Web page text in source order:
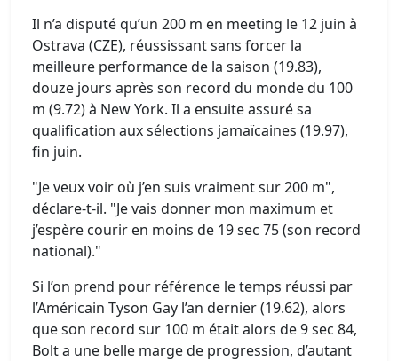
Il n’a disputé qu’un 200 m en meeting le 12 juin à
Ostrava (CZE), réussissant sans forcer la
meilleure performance de la saison (19.83),
douze jours après son record du monde du 100
m (9.72) à New York. Il a ensuite assuré sa
qualification aux sélections jamaïcaines (19.97),
fin juin.
"Je veux voir où j’en suis vraiment sur 200 m",
déclare-t-il. "Je vais donner mon maximum et
j’espère courir en moins de 19 sec 75 (son record
national)."
Si l’on prend pour référence le temps réussi par
l’Américain Tyson Gay l’an dernier (19.62), alors
que son record sur 100 m était alors de 9 sec 84,
Bolt a une belle marge de progression, d’autant